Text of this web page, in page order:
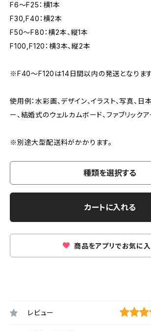
F6～F25：横1本
F30,F40：横2本
F50～F80：横2本、縦1本
F100,F120：横3本、縦2本
※F40～F120は14日間以内の発送となります
使用例：水彩画、デザイン、イラスト、写真、日
ー、結婚式のウェルカムボード、ファブリック
※別途大型配送料がかかります。
種類を選択する
カートに入れる
商品をアプリでお気に入
レビュー